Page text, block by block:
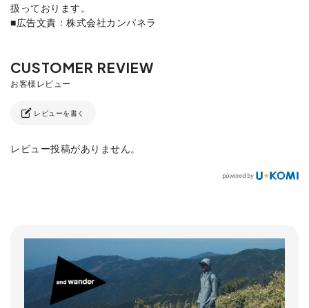
扱っております。
■広告文責：株式会社カンパネラ
レビューを書く
レビュー投稿がありません。